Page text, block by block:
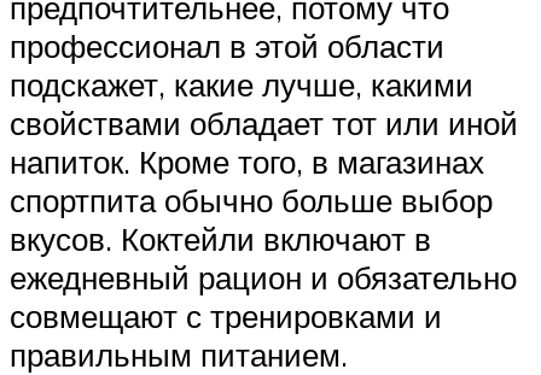
профессионал в этой области
подскажет, какие лучше, какими
свойствами обладает тот или иной
напиток. Кроме того, в магазинах
спортпита обычно больше выбор
вкусов. Коктейли включают в
ежедневный рацион и обязательно
совмещают с тренировками и
правильным питанием.